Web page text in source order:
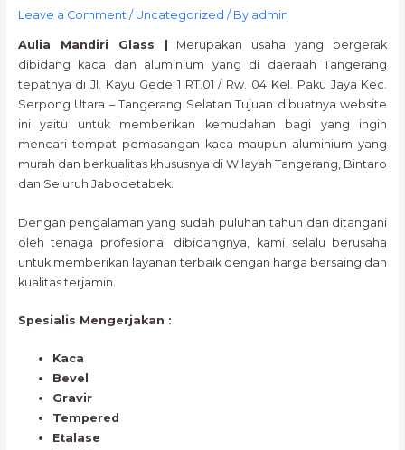
Leave a Comment / Uncategorized / By admin
Aulia Mandiri Glass |
Merupakan usaha yang bergerak
dibidang kaca dan aluminium yang di daeraah Tangerang
tepatnya di Jl. Kayu Gede 1 RT.01 / Rw. 04 Kel. Paku Jaya Kec.
Serpong Utara – Tangerang Selatan Tujuan dibuatnya website
ini yaitu untuk memberikan kemudahan bagi yang ingin
mencari tempat pemasangan kaca maupun aluminium yang
murah dan berkualitas khususnya di Wilayah Tangerang, Bintaro
dan Seluruh Jabodetabek.
Dengan pengalaman yang sudah puluhan tahun dan ditangani
oleh tenaga profesional dibidangnya, kami selalu berusaha
untuk memberikan layanan terbaik dengan harga bersaing dan
kualitas terjamin.
Spesialis Mengerjakan :
Kaca
Bevel
Gravir
Tempered
Etalase